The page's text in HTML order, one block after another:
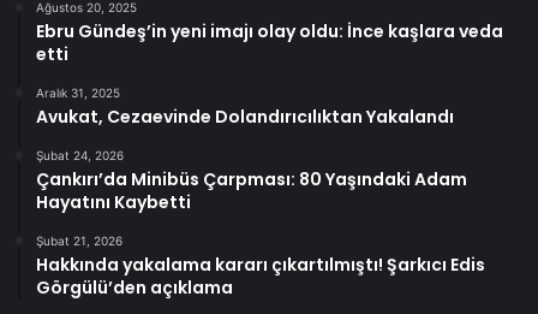
Ağustos 20, 2025
Ebru Gündeş’in yeni imajı olay oldu: İnce kaşlara veda
etti
Aralık 31, 2025
Avukat, Cezaevinde Dolandırıcılıktan Yakalandı
Şubat 24, 2026
Çankırı’da Minibüs Çarpması: 80 Yaşındaki Adam
Hayatını Kaybetti
Şubat 21, 2026
Hakkında yakalama kararı çıkartılmıştı! Şarkıcı Edis
Görgülü’den açıklama